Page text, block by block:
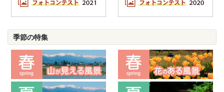
季節の特集